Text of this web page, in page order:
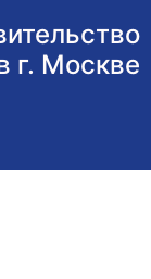
г. Москве